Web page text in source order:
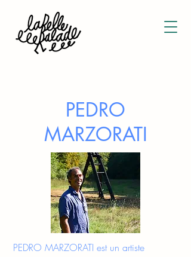
PEDRO
MARZORATI
PEDRO MARZORATI est un artiste